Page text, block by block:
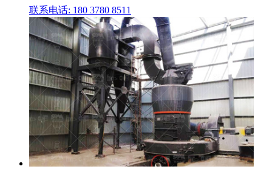
联系电话: 180 3780 8511